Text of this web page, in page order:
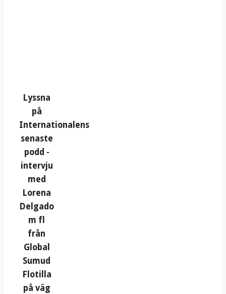
Lyssna
på
Internationalens
senaste
podd -
intervju
med
Lorena
Delgado
m fl
från
Global
Sumud
Flotilla
på väg